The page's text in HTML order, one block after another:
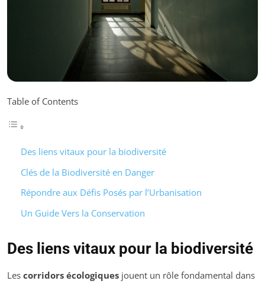
Table of Contents
Des liens vitaux pour la biodiversité
Clés de la Biodiversité en Danger
Répondre aux Défis Posés par l’Urbanisation
Un Guide Vers la Conservation
Des liens vitaux pour la biodiversité
Les corridors écologiques jouent un rôle fondamental dans